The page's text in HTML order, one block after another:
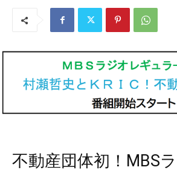
不動産団体初！MBS